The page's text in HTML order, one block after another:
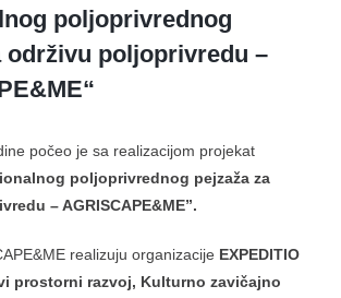
poljoprivrednog
održivu poljoprivredu –
počeo je sa realizacijom projekat
poljoprivrednog pejzaža za
– AGRISCAPE&ME”.
realizuju organizacije EXPEDITIO
prostorni razvoj, Kulturno zavičajno